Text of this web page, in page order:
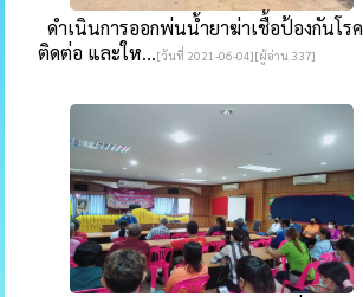
ดำเนินการออกพ่นน้ำยาฆ่าเชื้อป้องกันโรค
ติดต่อ และให...[วันที่ 2021-06-04][ผู้อ่าน 337]